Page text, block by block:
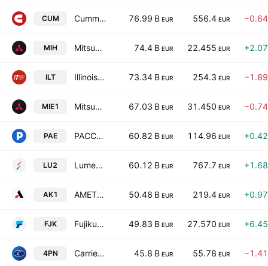
CUM Cummins Inc. 76.99 B EUR 556.4 EUR
MIH Mitsubishi Heavy Industries, Ltd. 74.4 B EUR 22.455 EUR
ILT Illinois Tool Works Inc. 73.34 B EUR 254.3 EUR
MIE1 Mitsubishi Electric Corp. 67.03 B EUR 31.450 EUR
PAE PACCAR Inc 60.82 B EUR 114.96 EUR
LU2 Lumentum Holdings, Inc. 60.12 B EUR 767.7 EUR
AK1 AMETEK, Inc. 50.48 B EUR 219.4 EUR
FJK Fujikura Ltd 49.83 B EUR 27.570 EUR
4PN Carrier Global Corp. 45.8 B EUR 55.78 EUR